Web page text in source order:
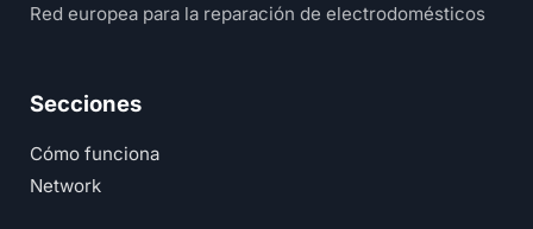
Red europea para la reparación de electrodomésticos
Secciones
Cómo funciona
Network